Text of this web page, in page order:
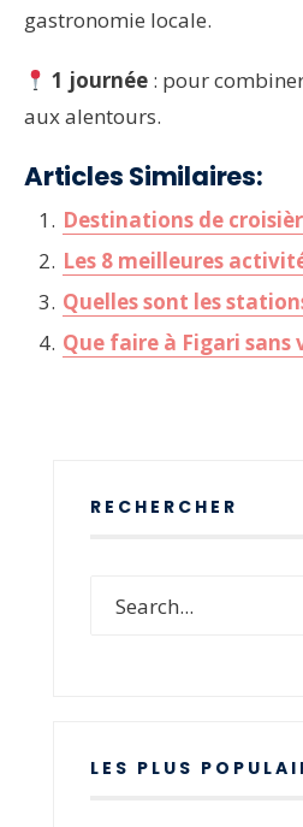
gastronomie locale.
1 journée : pour
aux alentours.
Articles Similaires:
Destinations de
Les 8 meilleures
Quelles sont les
Que faire à Figari sans
RECHERCHER
LES PLUS